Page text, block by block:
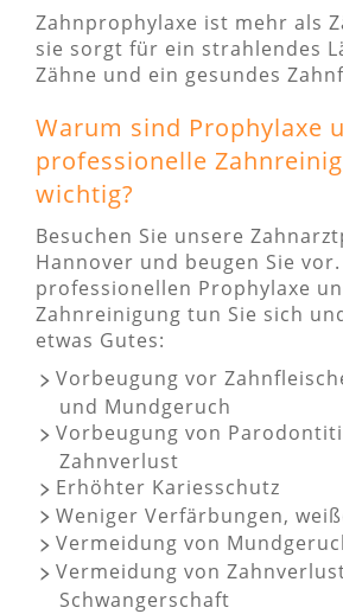
Zahnprophylaxe ist mehr als
sie sorgt für ein strahlendes
Zähne und ein gesundes
Warum sind Prophylaxe
professionelle
wichtig?
Besuchen Sie unsere
Hannover und beugen Sie
professionellen Prophylaxe
Zahnreinigung tun Sie sich
etwas Gutes:
Vorbeugung vor
und Mundgeruch
Vorbeugung von
Zahnverlust
Erhöhter Kariesschutz
Weniger Verfärbungen,
Vermeidung von
Vermeidung von
Schwangerschaft